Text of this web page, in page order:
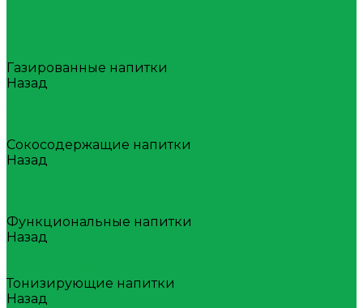
Газированные напитки
Назад
Сокосодержащие напитки
Назад
Функциональные напитки
Назад
Тонизирующие напитки
Назад